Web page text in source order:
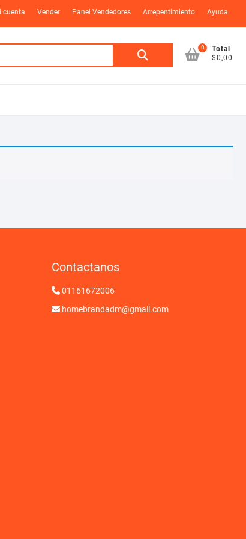
cuenta Vender Panel Vendedores Arrepentimiento Ayuda
Buscar
0
Total
$0,00
Contactanos
01161672006
homebrandadm@gmail.com